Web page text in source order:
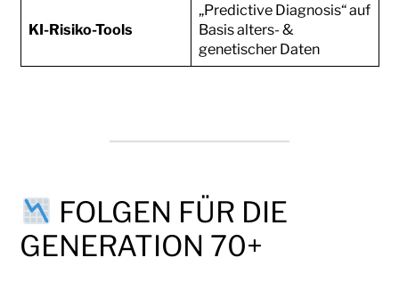
KI-Risiko-Tools
„Predictive Diagnosis“ auf
Basis alters- &
genetischer Daten
FOLGEN FÜR DIE
GENERATION 70+